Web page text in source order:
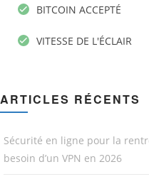
BITCOIN ACCEPTÉ
VITESSE DE L'ÉCLAIR
ARTICLES RÉCENTS
Sécurité en ligne pour la
besoin d’un VPN en 2026